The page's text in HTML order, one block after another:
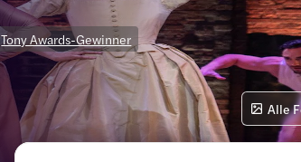
Tony Awards-Gewinner
Alle